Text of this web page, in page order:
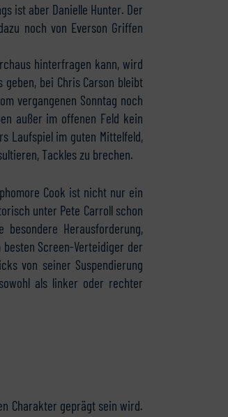
ist aber Danielle Hunter. Der
noch von Everson Griffen
hinterfragen kann, wird
bei Chris Carson bleibt
vergangenen Sonntag noch
außer im offenen Feld kein
Laufspiel im guten Mittelfeld,
Tackles zu brechen.
Cook ist nicht nur ein
unter Pete Carroll schon
Herausforderung,
Screen-Verteidiger der
von seiner Suspendierung
als linker oder rechter
Charakter geprägt sein wird.